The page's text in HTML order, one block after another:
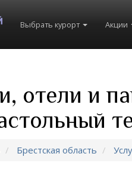
Выбрать курорт Акции
отели и
Брестская область